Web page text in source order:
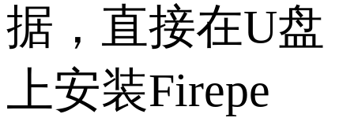
据，直接在U盘
上安装Firepe